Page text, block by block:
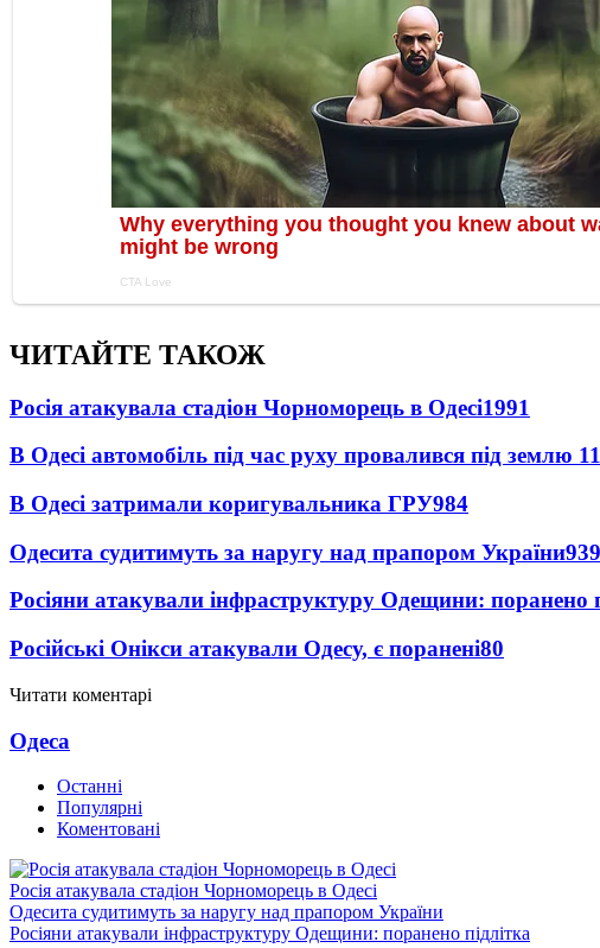
ЧИТАЙТЕ ТАКОЖ
Росія атакувала стадіон Чорноморець в Одесі1991
В Одесі автомобіль під час руху провалився під землю
В Одесі затримали коригувальника ГРУ984
Одесита судитимуть за наругу над прапором України939
Росіяни атакували інфраструктуру Одещини: поранено
Російські Онікси атакували Одесу, є поранені80
Читати коментарі
Одеса
Останні
Популярні
Коментовані
Росія атакувала стадіон Чорноморець в Одесі
Одесита судитимуть за наругу над прапором України
Росіяни атакували інфраструктуру Одещини: поранено підлітка